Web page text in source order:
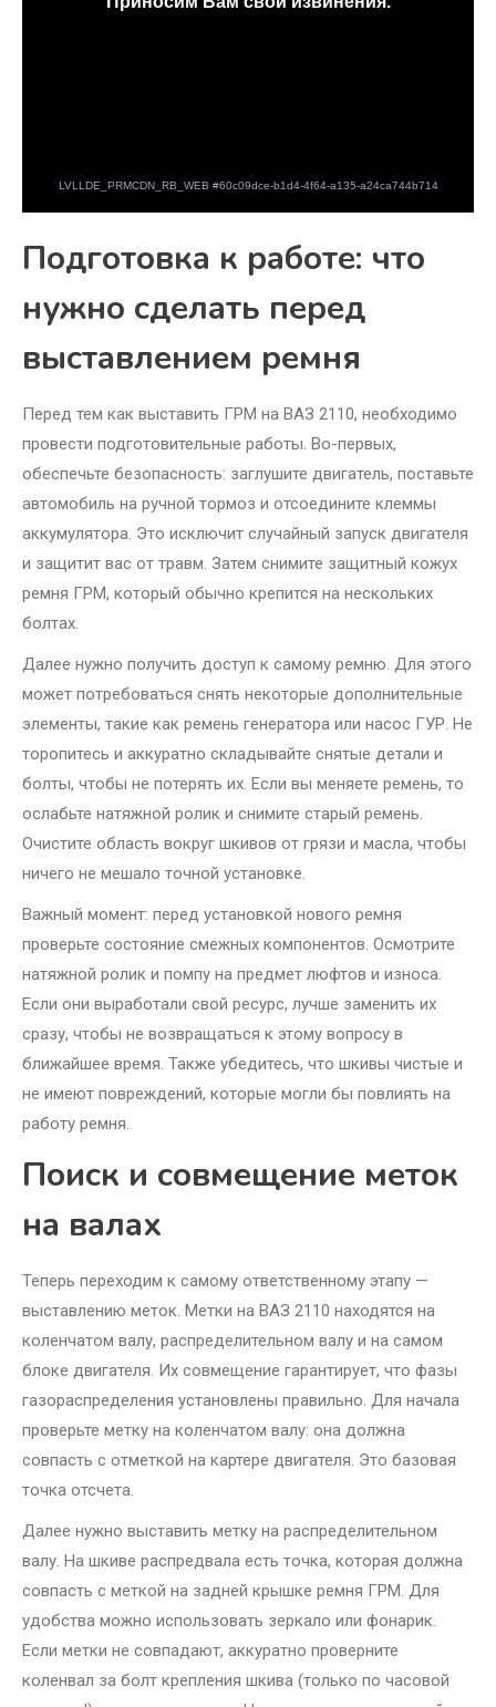
Подготовка к работе: что
нужно сделать перед
выставлением ремня
Перед тем как выставить ГРМ на ВАЗ 2110, необходимо
провести подготовительные работы. Во-первых,
обеспечьте безопасность: заглушите двигатель, поставьте
автомобиль на ручной тормоз и отсоедините клеммы
аккумулятора. Это исключит случайный запуск двигателя
и защитит вас от травм. Затем снимите защитный кожух
ремня ГРМ, который обычно крепится на нескольких
болтах.
Далее нужно получить доступ к самому ремню. Для этого
может потребоваться снять некоторые дополнительные
элементы, такие как ремень генератора или насос ГУР. Не
торопитесь и аккуратно складывайте снятые детали и
болты, чтобы не потерять их. Если вы меняете ремень, то
ослабьте натяжной ролик и снимите старый ремень.
Очистите область вокруг шкивов от грязи и масла, чтобы
ничего не мешало точной установке.
Важный момент: перед установкой нового ремня
проверьте состояние смежных компонентов. Осмотрите
натяжной ролик и помпу на предмет люфтов и износа.
Если они выработали свой ресурс, лучше заменить их
сразу, чтобы не возвращаться к этому вопросу в
ближайшее время. Также убедитесь, что шкивы чистые и
не имеют повреждений, которые могли бы повлиять на
работу ремня.
Поиск и совмещение меток
на валах
Теперь переходим к самому ответственному этапу —
выставлению меток. Метки на ВАЗ 2110 находятся на
коленчатом валу, распределительном валу и на самом
блоке двигателя. Их совмещение гарантирует, что фазы
газораспределения установлены правильно. Для начала
проверьте метку на коленчатом валу: она должна
совпасть с отметкой на картере двигателя. Это базовая
точка отсчета.
Далее нужно выставить метку на распределительном
валу. На шкиве распредвала есть точка, которая должна
совпасть с меткой на задней крышке ремня ГРМ. Для
удобства можно использовать зеркало или фонарик.
Если метки не совпадают, аккуратно проверните
коленвал за болт крепления шкива (только по часовой